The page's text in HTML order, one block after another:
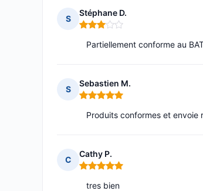
S
Stéphane D.
Note : 3 sur 5
Partiellement conforme au
S
Sebastien M.
Note : 5 sur 5
Produits conformes et envoie
C
Cathy P.
Note : 5 sur 5
tres bien